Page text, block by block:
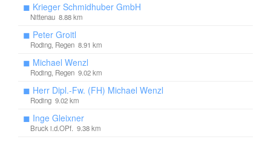
◼ Krieger Schmidhuber GmbH
Nittenau 8.88 km
◼ Peter Groitl
Roding, Regen 8.91 km
◼ Michael Wenzl
Roding, Regen 9.02 km
◼ Herr Dipl.-Fw. (FH) Michael Wenzl
Roding 9.02 km
◼ Inge Gleixner
Bruck i.d.OPf. 9.38 km